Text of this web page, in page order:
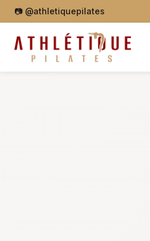
📷 @athletiquepilates